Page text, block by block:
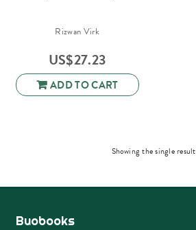
Rizwan Virk
US$27.23
ADD TO CART
Showing the single result
Buobooks